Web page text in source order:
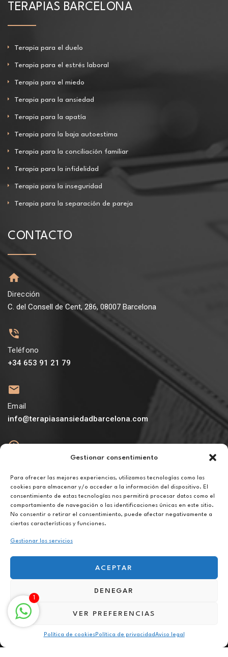
Gestionar consentimiento
Para ofrecer las mejores experiencias, utilizamos tecnologías como las
cookies para almacenar y/o acceder a la información del dispositivo. El
consentimiento de estas tecnologías nos permitirá procesar datos como el
comportamiento de navegación o las identificaciones únicas en este sitio.
No consentir o retirar el consentimiento, puede afectar negativamente a
ciertas características y funciones.
Gestionar los servicios
ACEPTAR
DENEGAR
VER PREFERENCIAS
Política de cookiesPolítica de privacidadAviso legal
TERAPIAS BARCELONA
Terapia para el duelo
Terapia para el estrés laboral
Terapia para el miedo
Terapia para la ansiedad
Terapia para la apatía
Terapia para la baja autoestima
Terapia para la conciliación familiar
Terapia para la infidelidad
Terapia para la inseguridad
Terapia para la separación de pareja
CONTACTO
Dirección
C. del Consell de Cent, 286, 08007 Barcelona
Teléfono
+34 653 91 21 79
Email
info@terapiasansiedadbarcelona.com
De lunes a viernes de 10h a 20h
Aviso legal
Política de privacidad
Política de cookies
Terapia contra fobias online en Armuña
1